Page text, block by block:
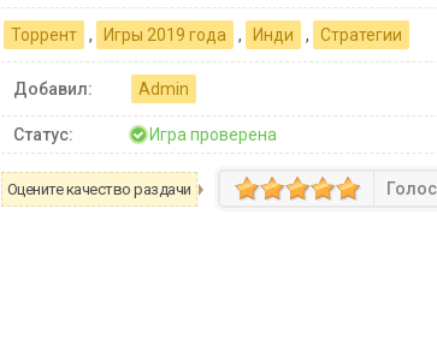
Торрент , Игры 2019 года , Инди , Стратегии
Добавил: Admin
Статус: Игра проверена
Оцените качество раздачи